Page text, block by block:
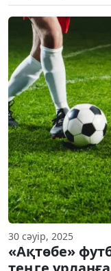
30 сәуір, 2025
«Ақтөбе»